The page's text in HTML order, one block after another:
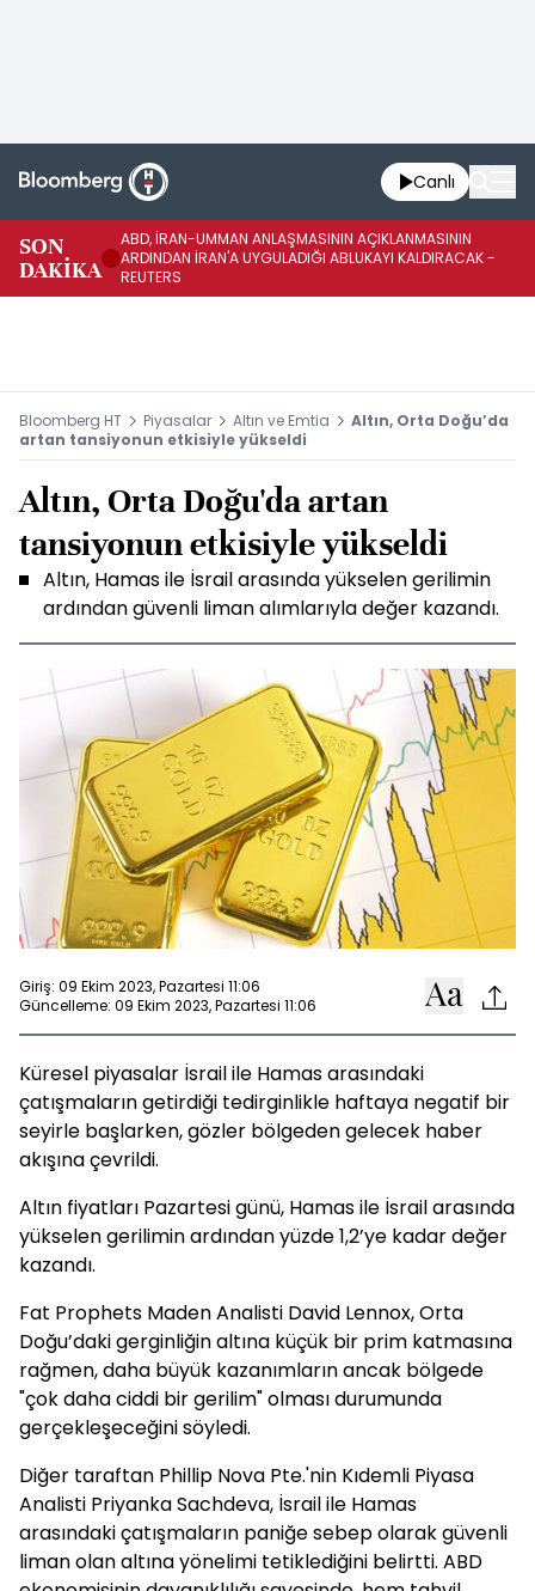
Canlı
SON
DAKİKA
ABD, İRAN-UMMAN ANLAŞMASININ AÇIKLANMASININ
ARDINDAN İRAN'A UYGULADIĞI ABLUKAYI KALDIRACAK -
REUTERS
Bloomberg HT Piyasalar Altın ve Emtia
Altın, Orta Doğu’da
artan tansiyonun etkisiyle yükseldi
Altın, Orta Doğu'da artan
tansiyonun etkisiyle yükseldi
Altın, Hamas ile İsrail arasında yükselen gerilimin
ardından güvenli liman alımlarıyla değer kazandı.
Giriş: 09 Ekim 2023, Pazartesi 11:06
Güncelleme: 09 Ekim 2023, Pazartesi 11:06
Küresel piyasalar İsrail ile Hamas arasındaki
çatışmaların getirdiği tedirginlikle haftaya negatif bir
seyirle başlarken, gözler bölgeden gelecek haber
akışına çevrildi.
Altın fiyatları Pazartesi günü, Hamas ile İsrail arasında
yükselen gerilimin ardından yüzde 1,2’ye kadar değer
kazandı.
Fat Prophets Maden Analisti David Lennox, Orta
Doğu’daki gerginliğin altına küçük bir prim katmasına
rağmen, daha büyük kazanımların ancak bölgede
"çok daha ciddi bir gerilim" olması durumunda
gerçekleşeceğini söyledi.
Diğer taraftan Phillip Nova Pte.'nin Kıdemli Piyasa
Analisti Priyanka Sachdeva, İsrail ile Hamas
arasındaki çatışmaların paniğe sebep olarak güvenli
liman olan altına yönelimi tetiklediğini belirtti. ABD